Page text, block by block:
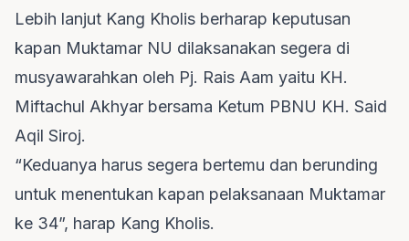
Lebih lanjut Kang Kholis berharap keputusan
kapan Muktamar NU dilaksanakan segera di
musyawarahkan oleh Pj. Rais Aam yaitu KH.
Miftachul Akhyar bersama Ketum PBNU KH. Said
Aqil Siroj.
“Keduanya harus segera bertemu dan berunding
untuk menentukan kapan pelaksanaan Muktamar
ke 34”, harap Kang Kholis.